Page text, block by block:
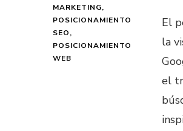
MARKETING
POSICIONAMIENTO
SEO
POSICIONAMIENTO
WEB
El
la
el